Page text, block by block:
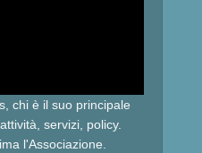
chi è il suo principale
servizi, policy.
l'Associazione.